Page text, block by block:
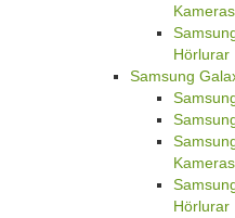
Hörlurar
Samsung
Hörlurar